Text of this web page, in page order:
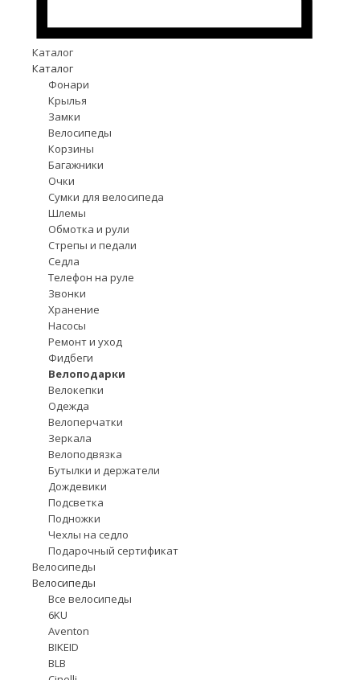
Каталог
Каталог
Фонари
Крылья
Замки
Велосипеды
Корзины
Багажники
Очки
Сумки для велосипеда
Шлемы
Обмотка и рули
Стрепы и педали
Седла
Телефон на руле
Звонки
Хранение
Насосы
Ремонт и уход
Фидбеги
Велоподарки
Велокепки
Одежда
Велоперчатки
Зеркала
Велоподвязка
Бутылки и держатели
Дождевики
Подсветка
Подножки
Чехлы на седло
Подарочный сертификат
Велосипеды
Велосипеды
Все велосипеды
6KU
Aventon
BIKEID
BLB